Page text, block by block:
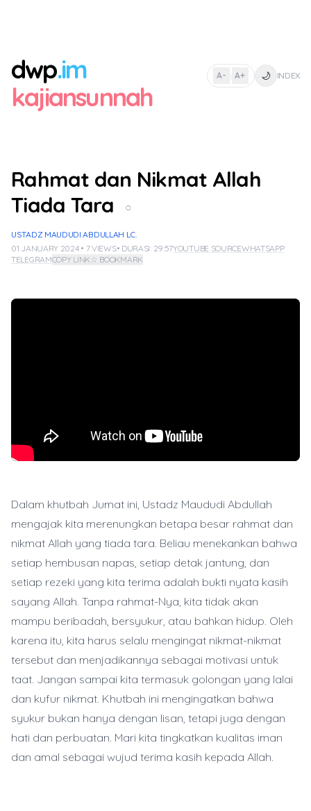
dwp.im
kajiansunnah
A- | A+ 🌙 INDEX
Rahmat dan Nikmat Allah
Tiada Tara
○
USTADZ MAUDUDI ABDULLAH LC.
01 JANUARY 2024 • 7 VIEWS• DURASI: 29:57YOUTUBE SOURCEWHATSAPP
TELEGRAMCOPY LINK☆ BOOKMARK
Dalam khutbah Jumat ini, Ustadz Maududi Abdullah
mengajak kita merenungkan betapa besar rahmat dan
nikmat Allah yang tiada tara. Beliau menekankan bahwa
setiap hembusan napas, setiap detak jantung, dan
setiap rezeki yang kita terima adalah bukti nyata kasih
sayang Allah. Tanpa rahmat-Nya, kita tidak akan
mampu beribadah, bersyukur, atau bahkan hidup. Oleh
karena itu, kita harus selalu mengingat nikmat-nikmat
tersebut dan menjadikannya sebagai motivasi untuk
taat. Jangan sampai kita termasuk golongan yang lalai
dan kufur nikmat. Khutbah ini mengingatkan bahwa
syukur bukan hanya dengan lisan, tetapi juga dengan
hati dan perbuatan. Mari kita tingkatkan kualitas iman
dan amal sebagai wujud terima kasih kepada Allah.